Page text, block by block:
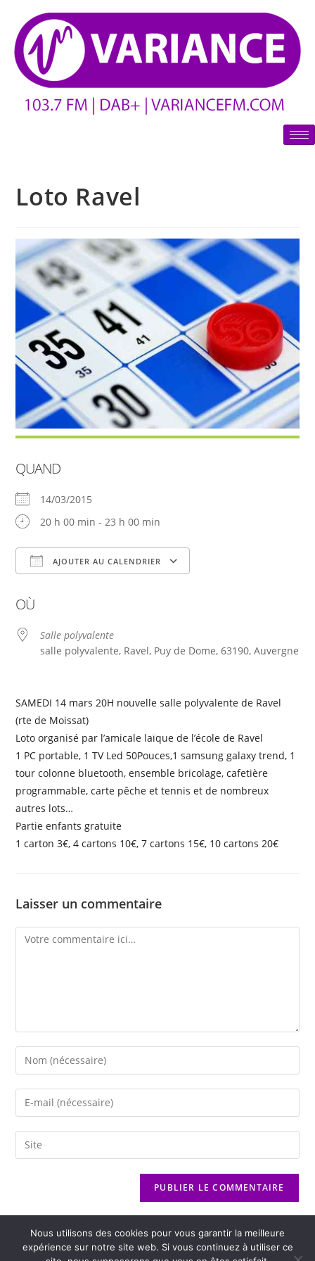
Loto Ravel
QUAND
14/03/2015
20 h 00 min - 23 h 00 min
AJOUTER AU CALENDRIER
OÙ
Salle polyvalente
salle polyvalente, Ravel, Puy de Dome, 63190, Auvergne
SAMEDI 14 mars 20H nouvelle salle polyvalente de Ravel
(rte de Moissat)
Loto organisé par l’amicale laïque de l’école de Ravel
1 PC portable, 1 TV Led 50Pouces,1 samsung galaxy trend, 1
tour colonne bluetooth, ensemble bricolage, cafetière
programmable, carte pêche et tennis et de nombreux
autres lots…
Partie enfants gratuite
1 carton 3€, 4 cartons 10€, 7 cartons 15€, 10 cartons 20€
Laisser un commentaire
Nous utilisons des cookies pour vous garantir la meilleure
expérience sur notre site web. Si vous continuez à utiliser ce